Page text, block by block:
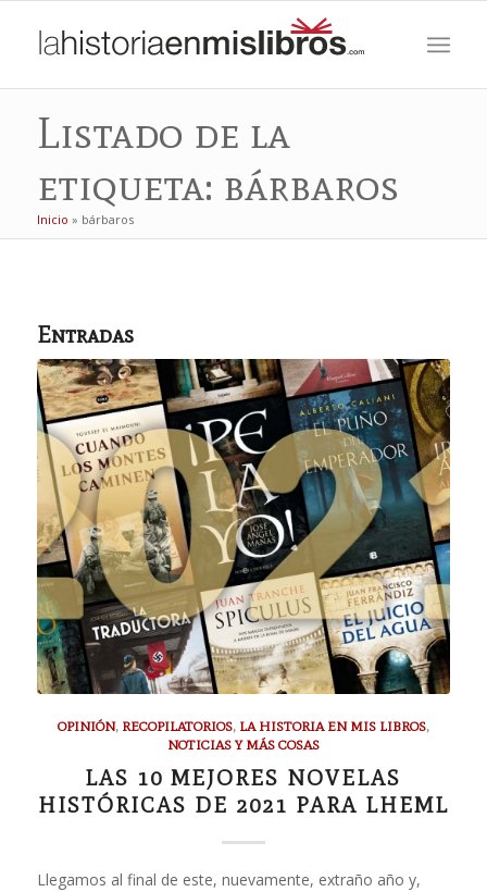
Listado de la
etiqueta: bárbaros
Inicio » bárbaros
Entradas
OPINIÓN, RECOPILATORIOS, LA HISTORIA EN MIS LIBROS,
NOTICIAS Y MÁS COSAS
LAS 10 MEJORES NOVELAS
HISTÓRICAS DE 2021 PARA LHEML
Llegamos al final de este, nuevamente, extraño año y,